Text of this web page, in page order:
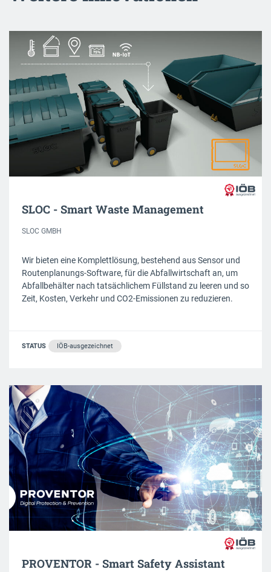
SLOC - Smart Waste Management
SLOC GMBH
Wir bieten eine Komplettlösung, bestehend aus Sensor und
Routenplanungs-Software, für die Abfallwirtschaft an, um
Abfallbehälter nach tatsächlichem Füllstand zu leeren und so
Zeit, Kosten, Verkehr und CO2-Emissionen zu reduzieren.
STATUS IÖB-ausgezeichnet
PROVENTOR - Smart Safety Assistant